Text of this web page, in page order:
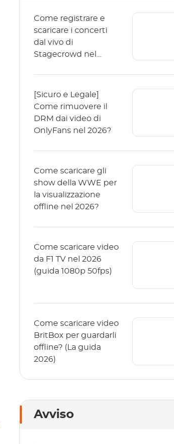
Come registrare e
scaricare i concerti
dal vivo di
Stagecrowd nel
[Sicuro e Legale]
Come rimuovere il
DRM dai video di
OnlyFans nel 2026?
Come scaricare gli
show della WWE per
la visualizzazione
offline nel 2026?
Come scaricare video
da F1 TV nel 2026
(guida 1080p 50fps)
Come scaricare video
BritBox per guardarli
offline? (La guida
2026)
Avviso